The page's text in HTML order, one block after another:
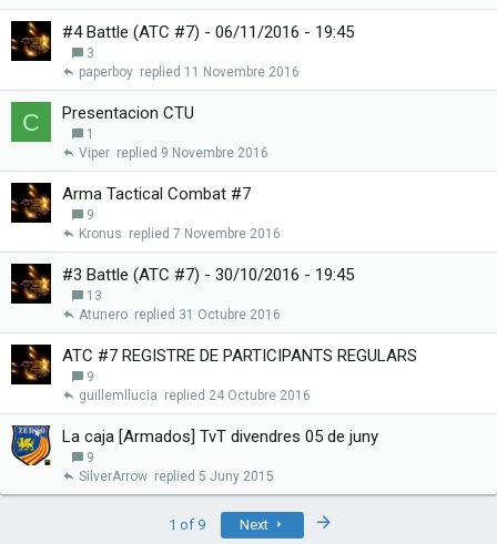
#4 Battle (ATC #7) - 06/11/2016 - 19:45
3
11 Novembre 2016
paperboy
C Presentacion CTU
1
9 Novembre 2016
Viper
Arma Tactical Combat #7
9
7 Novembre 2016
Kronus
#3 Battle (ATC #7) - 30/10/2016 - 19:45
13
31 Octubre 2016
Atunero
ATC #7 REGISTRE DE PARTICIPANTS REGULARS
9
24 Octubre 2016
guillemllucia
La caja [Armados] TvT divendres 05 de juny
9
5 Juny 2015
SilverArrow
1 of 9 Next